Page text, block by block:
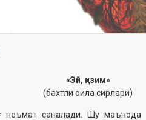
«Эй, қизим»
(бахтли оила сирлари)
неъмат саналади. Шу маънода